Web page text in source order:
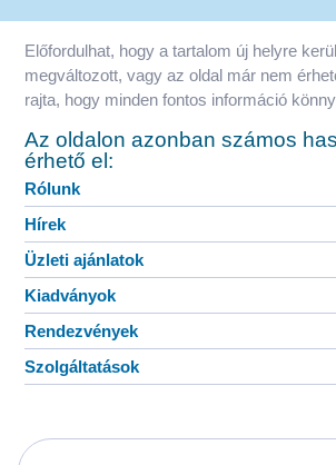
Előfordulhat, hogy a tartalom új helyre
megváltozott, vagy az oldal már nem
rajta, hogy minden fontos információ
Az oldalon azonban számos
érhető el:
Rólunk
Hírek
Üzleti ajánlatok
Kiadványok
Rendezvények
Szolgáltatások